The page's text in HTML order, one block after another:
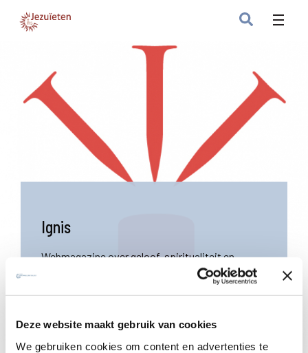
Deze website maakt gebruik van cookies
We gebruiken cookies om content en advertenties te
Ignis
Webmagazine over geloof, spiritualiteit en